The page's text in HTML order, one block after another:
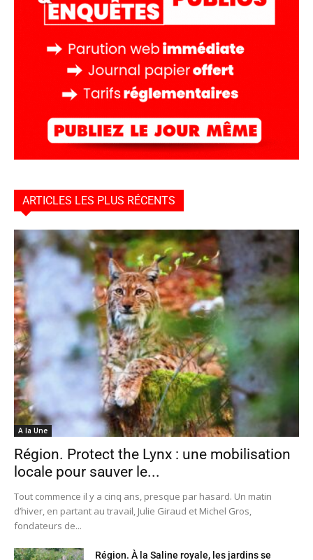
ARTICLES LES PLUS RÉCENTS
A la Une
Région. Protect the Lynx : une mobilisation
locale pour sauver le...
Tout commence il y a cinq ans, presque par hasard. Un matin
d’hiver, en partant au travail, Julie Giraud et Michel Gros,
fondateurs de...
Région. À la Saline royale, les jardins se